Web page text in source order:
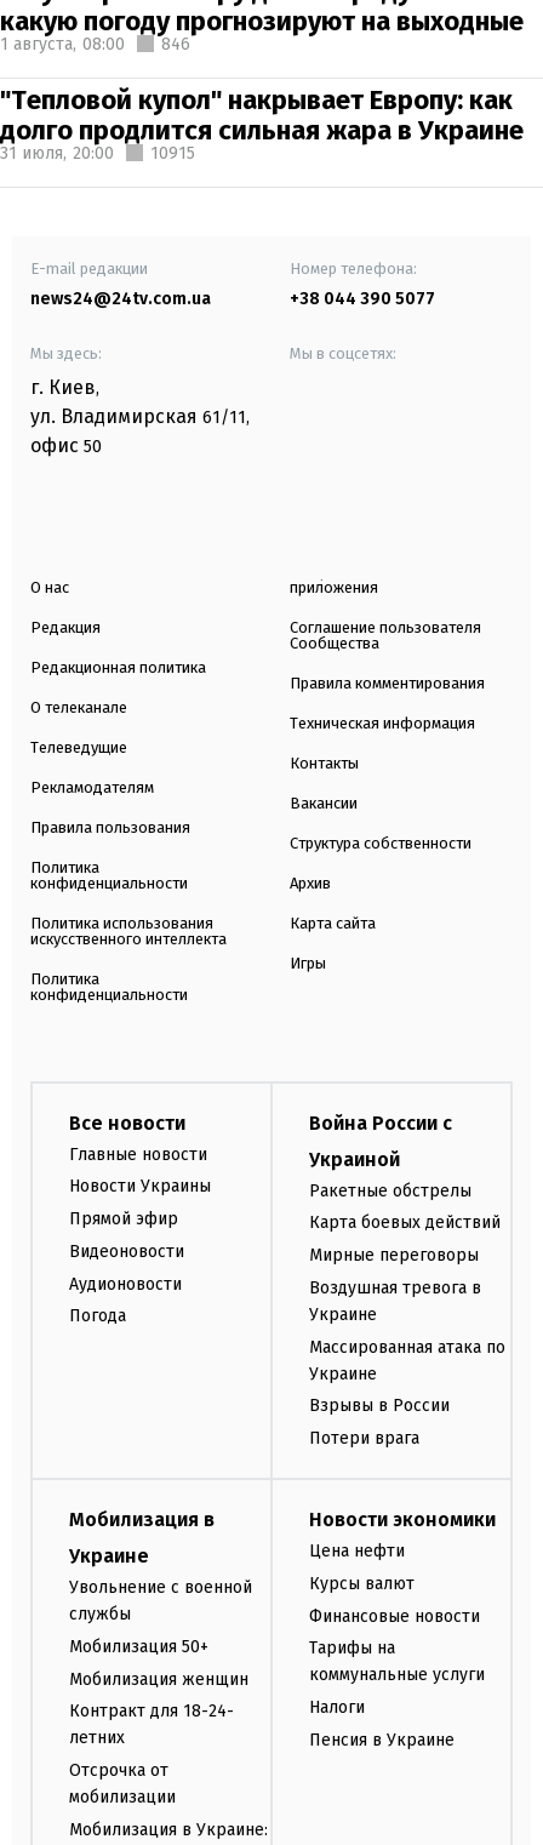
какую погоду прогнозируют на выходные
1 августа, 08:00 846
"Тепловой купол" накрывает Европу: как
долго продлится сильная жара в Украине
31 июля, 20:00 10915
E-mail редакции
news24@24tv.com.ua
Номер телефона:
+38 044 390 5077
Мы здесь:
г. Киев,
ул. Владимирская 61/11,
офис 50
Мы в соцсетях:
О нас
Редакция
Редакционная политика
О телеканале
Телеведущие
Рекламодателям
Правила пользования
Политика
конфиденциальности
Политика использования
искусственного интеллекта
Политика
конфиденциальности
приложения
Соглашение пользователя
Сообщества
Правила комментирования
Техническая информация
Контакты
Вакансии
Структура собственности
Архив
Карта сайта
Игры
Все новости
Главные новости
Новости Украины
Прямой эфир
Видеоновости
Аудионовости
Погода
Война России с
Украиной
Ракетные обстрелы
Карта боевых действий
Мирные переговоры
Воздушная тревога в
Украине
Массированная атака по
Украине
Взрывы в России
Потери врага
Мобилизация в
Украине
Увольнение с военной
службы
Мобилизация 50+
Мобилизация женщин
Контракт для 18-24-
летних
Отсрочка от
мобилизации
Мобилизация в Украине:
Новости экономики
Цена нефти
Курсы валют
Финансовые новости
Тарифы на
коммунальные услуги
Налоги
Пенсия в Украине